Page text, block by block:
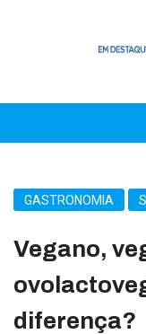
GASTRONOMIA
Vegano,
diferença?